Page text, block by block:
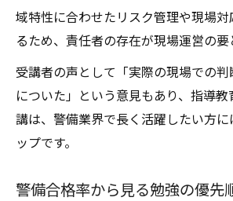
域特性に合わせたリスク管理や現場
るため、責任者の存在が現場運営の要
受講者の声として「実際の現場での
についた」という意見もあり、指導
講は、警備業界で長く活躍したい方
ップです。
警備合格率から見る勉強の優先